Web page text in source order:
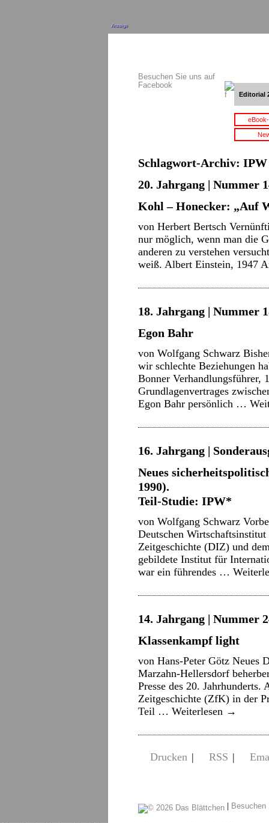
Anzeige
Besuchen Sie uns auf
Facebook
Editorial
Schlagwort-Archiv: IPW
20. Jahrgang | Nummer
Kohl – Honecker: „Auf
von Herbert Bertsch
nur möglich, wenn man die
anderen zu verstehen
weiß. Albert Einstein, 1947
18. Jahrgang | Nummer
Egon Bahr
von Wolfgang Schwarz
wir schlechte Beziehungen
Bonner Verhandlungsführer,
Grundlagenvertrages
Egon Bahr persönlich …
16. Jahrgang |
Neues
1990).
Teil-Studie: IPW*
von Wolfgang Schwarz
Deutschen
Zeitgeschichte (DIZ) und
gebildete Institut für
war ein führendes …
14. Jahrgang | Nummer
Klassenkampf light
von Hans-Peter Götz Neues
Marzahn-Hellersdorf
Presse des 20.
Zeitgeschichte (ZfK) in der
Teil … Weiterlesen →
Drucken | RSS |
|